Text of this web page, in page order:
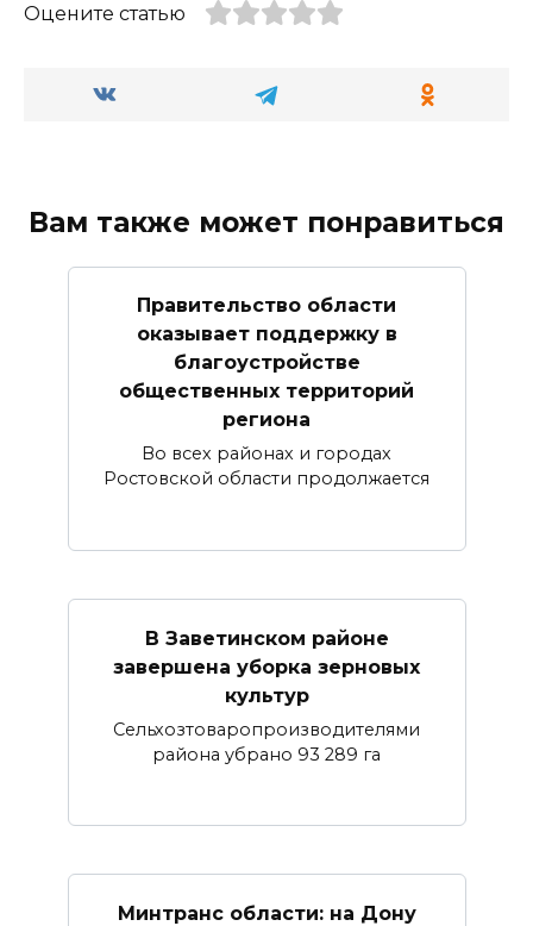
Оцените статью
Вам также может понравиться
Правительство области
оказывает поддержку в
благоустройстве
общественных территорий
региона
Во всех районах и городах
Ростовской области продолжается
В Заветинском районе
завершена уборка зерновых
культур
Сельхозтоваропроизводителями
района убрано 93 289 га
Минтранс области: на Дону